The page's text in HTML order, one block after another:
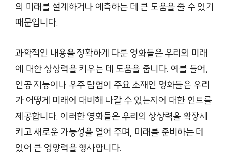
의 미래를 설계하거나 예측하는 데 큰 도움을 줄 수 있기
때문입니다.
과학적인 내용을 정확하게 다룬 영화들은 우리의 미래
에 대한 상상력을 키우는 데 도움을 줍니다. 예를 들어,
인공 지능이나 우주 탐험이 주요 소재인 영화들은 우리
가 어떻게 미래에 대비해 나갈 수 있는지에 대한 힌트를
제공합니다. 이러한 영화들은 우리의 상상력을 확장시
키고 새로운 가능성을 열어 주며, 미래를 준비하는 데
있어 큰 영향력을 행사합니다.